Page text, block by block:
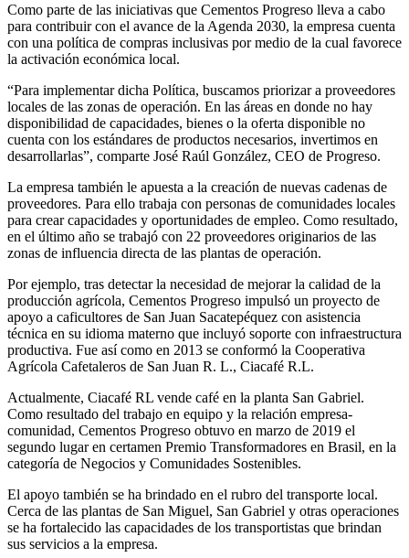
Como parte de las iniciativas que Cementos Progreso lleva a cabo
para contribuir con el avance de la Agenda 2030, la empresa cuenta
con una política de compras inclusivas por medio de la cual favorece
la activación económica local.
“Para implementar dicha Política, buscamos priorizar a proveedores
locales de las zonas de operación. En las áreas en donde no hay
disponibilidad de capacidades, bienes o la oferta disponible no
cuenta con los estándares de productos necesarios, invertimos en
desarrollarlas”, comparte José Raúl González, CEO de Progreso.
La empresa también le apuesta a la creación de nuevas cadenas de
proveedores. Para ello trabaja con personas de comunidades locales
para crear capacidades y oportunidades de empleo. Como resultado,
en el último año se trabajó con 22 proveedores originarios de las
zonas de influencia directa de las plantas de operación.
Por ejemplo, tras detectar la necesidad de mejorar la calidad de la
producción agrícola, Cementos Progreso impulsó un proyecto de
apoyo a caficultores de San Juan Sacatepéquez con asistencia
técnica en su idioma materno que incluyó soporte con infraestructura
productiva. Fue así como en 2013 se conformó la Cooperativa
Agrícola Cafetaleros de San Juan R. L., Ciacafé R.L.
Actualmente, Ciacafé RL vende café en la planta San Gabriel.
Como resultado del trabajo en equipo y la relación empresa-
comunidad, Cementos Progreso obtuvo en marzo de 2019 el
segundo lugar en certamen Premio Transformadores en Brasil, en la
categoría de Negocios y Comunidades Sostenibles.
El apoyo también se ha brindado en el rubro del transporte local.
Cerca de las plantas de San Miguel, San Gabriel y otras operaciones
se ha fortalecido las capacidades de los transportistas que brindan
sus servicios a la empresa.